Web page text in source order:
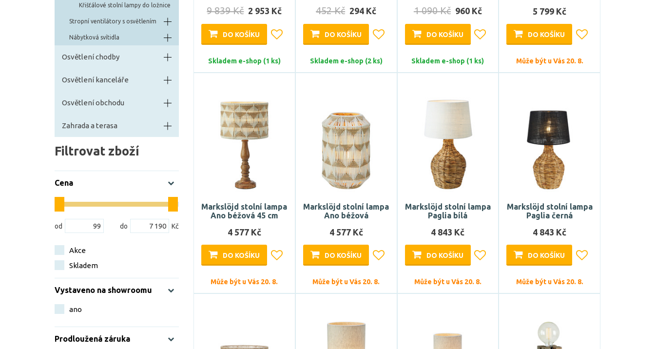
Křišťálové stolní lampy do ložnice
Stropní ventilátory s osvětlením
Nábytková svítidla
Osvětlení chodby
Osvětlení kanceláře
Osvětlení obchodu
Zahrada a terasa
Filtrovat zboží
Cena
Akce
Skladem
Vystaveno na showroomu
ano
Prodloužená záruka
9 839 Kč 2 953 Kč
DO KOŠÍKU
Skladem e-shop (1 ks)
452 Kč 294 Kč
DO KOŠÍKU
Skladem e-shop (2 ks)
1 090 Kč 960 Kč
DO KOŠÍKU
Skladem e-shop (1 ks)
5 799 Kč
DO KOŠÍKU
Může být u Vás 20. 8.
Markslöjd stolní lampa
Ano béžová 45 cm
4 577 Kč
DO KOŠÍKU
Může být u Vás 20. 8.
Markslöjd stolní lampa
Ano béžová
4 577 Kč
DO KOŠÍKU
Může být u Vás 20. 8.
Markslöjd stolní lampa
Paglia bílá
4 843 Kč
DO KOŠÍKU
Může být u Vás 20. 8.
Markslöjd stolní lampa
Paglia černá
4 843 Kč
DO KOŠÍKU
Může být u Vás 20. 8.